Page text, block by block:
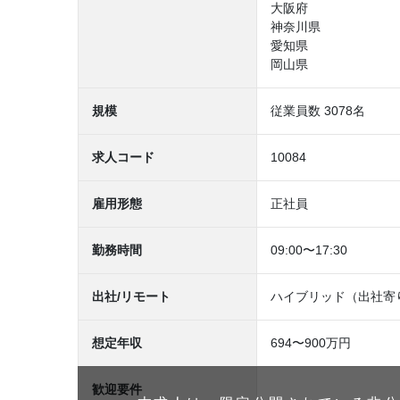
大阪府
神奈川県
愛知県
岡山県
規模 従業員数 3078名
求人コード 10084
雇用形態 正社員
勤務時間 09:00〜17:30
出社/リモート ハイブリッド（出社寄
想定年収 694〜900万円
歓迎要件